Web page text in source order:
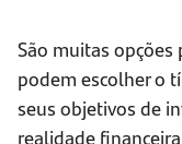
São muitas
podem escolher o
seus objetivos de
realidade